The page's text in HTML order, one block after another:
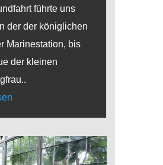
führte uns
der der königlichen
Marinestation, bis
der kleinen